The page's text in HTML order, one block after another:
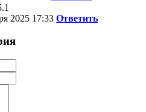
2025 17:33 Ответить